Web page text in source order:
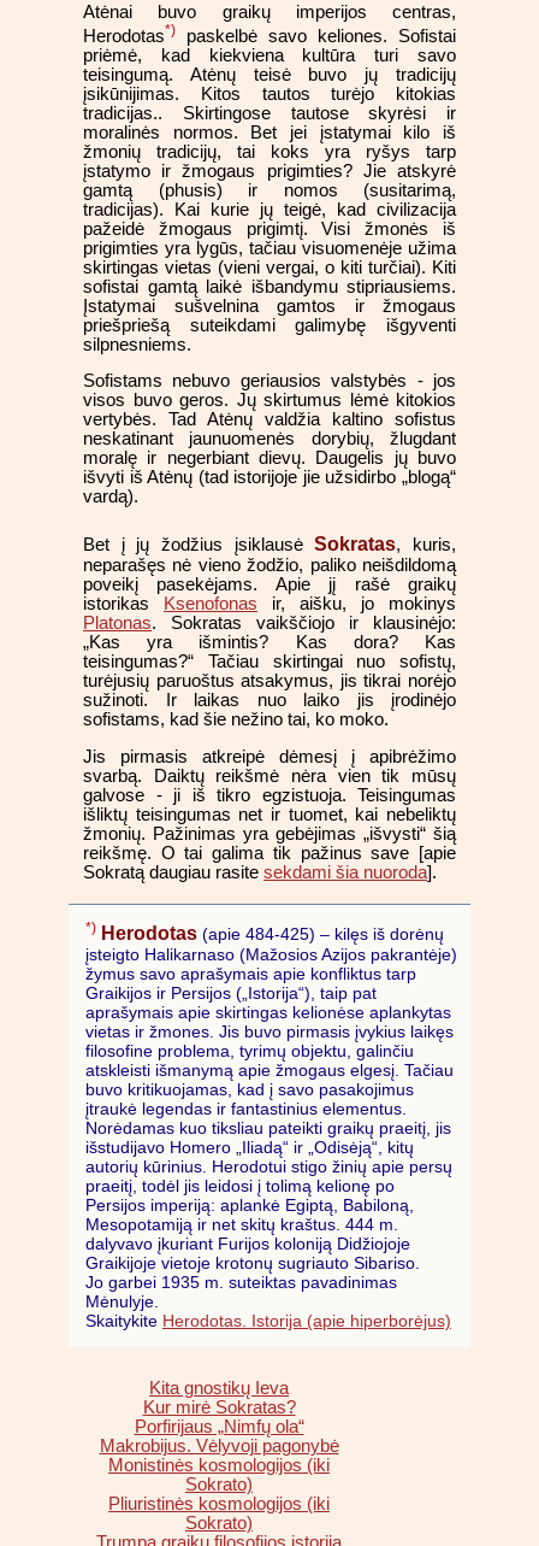
Atėnai buvo graikų imperijos centras,
Herodotas*) paskelbė savo keliones. Sofistai
priėmė, kad kiekviena kultūra turi savo
teisingumą. Atėnų teisė buvo jų tradicijų
įsikūnijimas. Kitos tautos turėjo kitokias
tradicijas.. Skirtingose tautose skyrėsi ir
moralinės normos. Bet jei įstatymai kilo iš
žmonių tradicijų, tai koks yra ryšys tarp
įstatymo ir žmogaus prigimties? Jie atskyrė
gamtą (phusis) ir nomos (susitarimą,
tradicijas). Kai kurie jų teigė, kad civilizacija
pažeidė žmogaus prigimtį. Visi žmonės iš
prigimties yra lygūs, tačiau visuomenėje užima
skirtingas vietas (vieni vergai, o kiti turčiai). Kiti
sofistai gamtą laikė išbandymu stipriausiems.
Įstatymai sušvelnina gamtos ir žmogaus
priešpriešą suteikdami galimybę išgyventi
silpnesniems.
Sofistams nebuvo geriausios valstybės - jos
visos buvo geros. Jų skirtumus lėmė kitokios
vertybės. Tad Atėnų valdžia kaltino sofistus
neskatinant jaunuomenės dorybių, žlugdant
moralę ir negerbiant dievų. Daugelis jų buvo
išvyti iš Atėnų (tad istorijoje jie užsidirbo „blogą“
vardą).
Bet į jų žodžius įsiklausėSokratas, kuris,
neparašęs nė vieno žodžio, paliko neišdildomą
poveikį pasekėjams. Apie jį rašė graikų
istorikas
Ksenofonas ir, aišku, jo mokinys
Platonas. Sokratas vaikščiojo ir klausinėjo:
„Kas yra išmintis? Kas dora? Kas
teisingumas?“ Tačiau skirtingai nuo sofistų,
turėjusių paruoštus atsakymus, jis tikrai norėjo
sužinoti. Ir laikas nuo laiko jis įrodinėjo
sofistams, kad šie nežino tai, ko moko.
Jis pirmasis atkreipė dėmesį į apibrėžimo
svarbą. Daiktų reikšmė nėra vien tik mūsų
galvose - ji iš tikro egzistuoja. Teisingumas
išliktų teisingumas net ir tuomet, kai nebeliktų
žmonių. Pažinimas yra gebėjimas „išvysti“ šią
reikšmę. O tai galima tik pažinus save [apie
Sokratą daugiau rasite sekdami šia nuoroda].
*) Herodotas (apie 484-425) – kilęs iš dorėnų
įsteigto Halikarnaso (Mažosios Azijos pakrantėje)
žymus savo aprašymais apie konfliktus tarp
Graikijos ir Persijos („Istorija“), taip pat
aprašymais apie skirtingas kelionėse aplankytas
vietas ir žmones. Jis buvo pirmasis įvykius laikęs
filosofine problema, tyrimų objektu, galinčiu
atskleisti išmanymą apie žmogaus elgesį. Tačiau
buvo kritikuojamas, kad į savo pasakojimus
įtraukė legendas ir fantastinius elementus.
Norėdamas kuo tiksliau pateikti graikų praeitį, jis
išstudijavo Homero „Iliadą“ ir „Odisėją“, kitų
autorių kūrinius. Herodotui stigo žinių apie persų
praeitį, todėl jis leidosi į tolimą kelionę po
Persijos imperiją: aplankė Egiptą, Babiloną,
Mesopotamiją ir net skitų kraštus. 444 m.
dalyvavo įkuriant Furijos koloniją Didžiojoje
Graikijoje vietoje krotonų sugriauto Sibariso.
Jo garbei 1935 m. suteiktas pavadinimas
Mėnulyje.
Skaitykite Herodotas. Istorija (apie hiperborėjus)
Kita gnostikų Ieva
Kur mirė Sokratas?
Porfirijaus „Nimfų ola“
Makrobijus. Vėlyvoji pagonybė
Monistinės kosmologijos (iki
Sokrato)
Pliuristinės kosmologijos (iki
Sokrato)